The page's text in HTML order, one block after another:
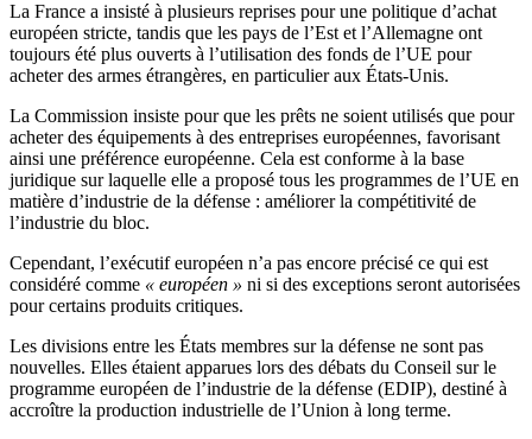
La France a insisté à plusieurs reprises pour une politique d’achat
européen stricte, tandis que les pays de l’Est et l’Allemagne ont
toujours été plus ouverts à l’utilisation des fonds de l’UE pour
acheter des armes étrangères, en particulier aux États-Unis.
La Commission insiste pour que les prêts ne soient utilisés que pour
acheter des équipements à des entreprises européennes, favorisant
ainsi une préférence européenne. Cela est conforme à la base
juridique sur laquelle elle a proposé tous les programmes de l’UE en
matière d’industrie de la défense : améliorer la compétitivité de
l’industrie du bloc.
Cependant, l’exécutif européen n’a pas encore précisé ce qui est
considéré comme « européen » ni si des exceptions seront autorisées
pour certains produits critiques.
Les divisions entre les États membres sur la défense ne sont pas
nouvelles. Elles étaient apparues lors des débats du Conseil sur le
programme européen de l’industrie de la défense (EDIP), destiné à
accroître la production industrielle de l’Union à long terme.